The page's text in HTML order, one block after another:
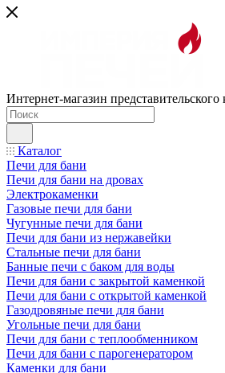
Интернет-магазин представительского
Каталог
Печи для бани
Печи для бани на дровах
Электрокаменки
Газовые печи для бани
Чугунные печи для бани
Печи для бани из нержавейки
Стальные печи для бани
Банные печи с баком для воды
Печи для бани с закрытой каменкой
Печи для бани с открытой каменкой
Газодровяные печи для бани
Угольные печи для бани
Печи для бани с теплообменником
Печи для бани с парогенератором
Каменки для бани